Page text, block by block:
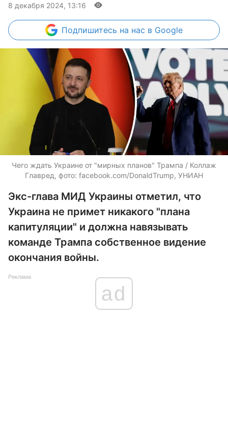
8 декабря 2024, 13:16
Подпишитесь на нас в Google
Чего ждать Украине от "мирных планов" Трампа / Коллаж
Главред, фото: facebook.com/DonaldTrump, УНИАН
Экс-глава МИД Украины отметил, что
Украина не примет никакого "плана
капитуляции" и должна навязывать
команде Трампа собственное видение
окончания войны.
Реклама
ad